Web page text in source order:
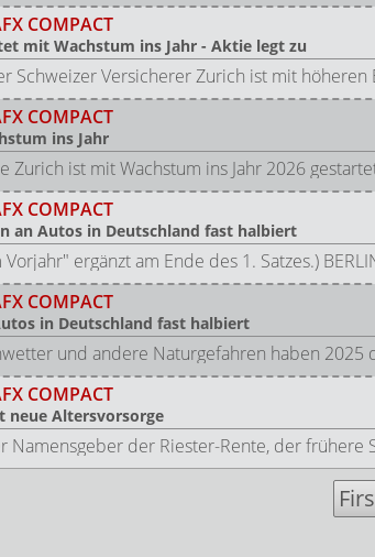
COMPACT
mit Wachstum ins Jahr - Aktie legt zu
Schweizer Versicherer Zurich ist mit höheren
COMPACT
ins Jahr
Zurich ist mit Wachstum ins Jahr 2026
COMPACT
an Autos in Deutschland fast halbiert
ergänzt am Ende des 1. Satzes.)
COMPACT
in Deutschland fast halbiert
und andere Naturgefahren haben
COMPACT
neue Altersvorsorge
Namensgeber der Riester-Rente, der